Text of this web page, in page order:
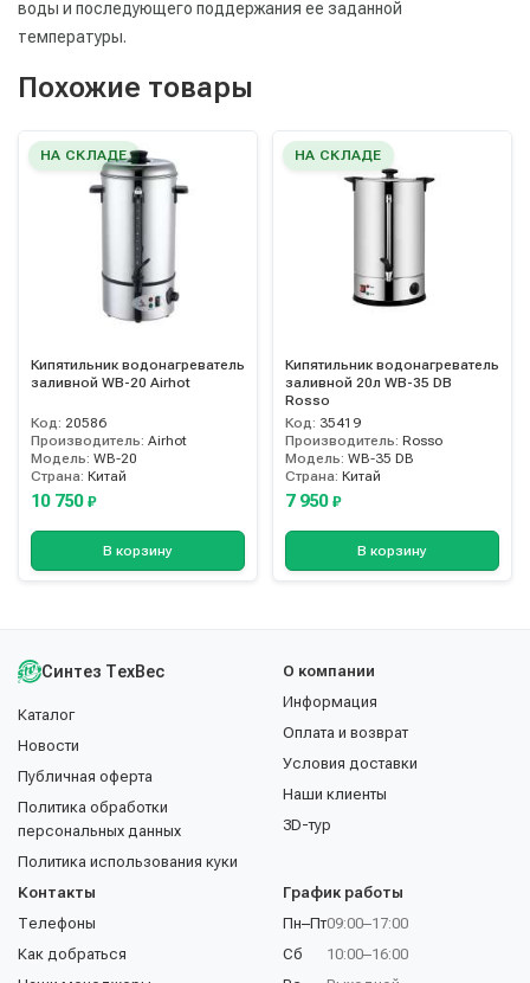
воды и последующего поддержания ее заданной
температуры.
Похожие товары
НА СКЛАДЕ
Кипятильник водонагреватель
заливной WB-20 Airhot
Код: 20586
Производитель: Airhot
Модель: WB-20
Страна: Китай
10 750 ₽
В корзину
НА СКЛАДЕ
Кипятильник водонагреватель
заливной 20л WB-35 DB
Rosso
Код: 35419
Производитель: Rosso
Модель: WB-35 DB
Страна: Китай
7 950 ₽
В корзину
Синтез ТехВес
Каталог
Новости
Публичная оферта
Политика обработки
персональных данных
Политика использования куки
О компании
Информация
Оплата и возврат
Условия доставки
Наши клиенты
3D-тур
Контакты
Телефоны
Как добраться
График работы
Пн–Пт
Сб
09:00–17:00
10:00–16:00